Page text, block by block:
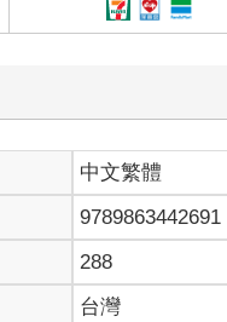
在吧台旁的椅子上超過三
咖啡機，對我完全不理不
，只見美星咖啡師的舅公
是由他負責製作，但他基
蘭已經是整整半年前的事
人。這在平日下午還算正
中文繁體
9789863442691
288
台灣